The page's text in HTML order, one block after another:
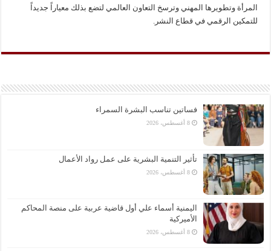
المرأة وتطويرها المهني وترسخ التعاون العالمي لتضع بذلك معياراً جديداً
للتمكين الرقمي في قطاع النشر.
فساتين تناسب البشرة السمراء
8 أغسطس، 2026
تأثير التنمية البشرية على عمل رواد الأعمال
8 أغسطس، 2026
اليمنية أسماء علي أول قاضية عربية على منصة المحاكم
الأميركية
8 أغسطس، 2026